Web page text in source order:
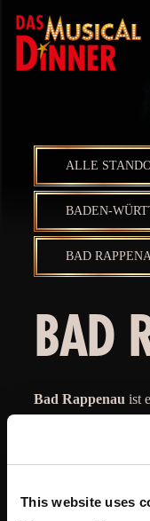
This website uses
ALLE
BADEN-
BAD
BAD
Bad Rappenau ist
und ihre
Dinner Bad